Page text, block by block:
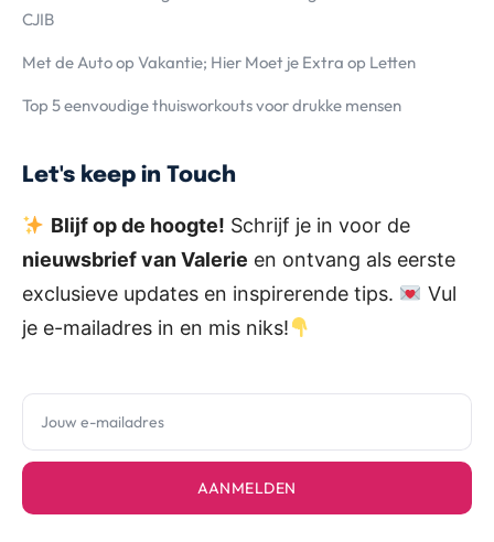
CJIB
Met de Auto op Vakantie; Hier Moet je Extra op Letten
Top 5 eenvoudige thuisworkouts voor drukke mensen
Let's keep in Touch
Blijf op de hoogte! Schrijf je in voor de
nieuwsbrief van Valerie en ontvang als eerste
exclusieve updates en inspirerende tips.
Vul
je e-mailadres in en mis niks!
AANMELDEN